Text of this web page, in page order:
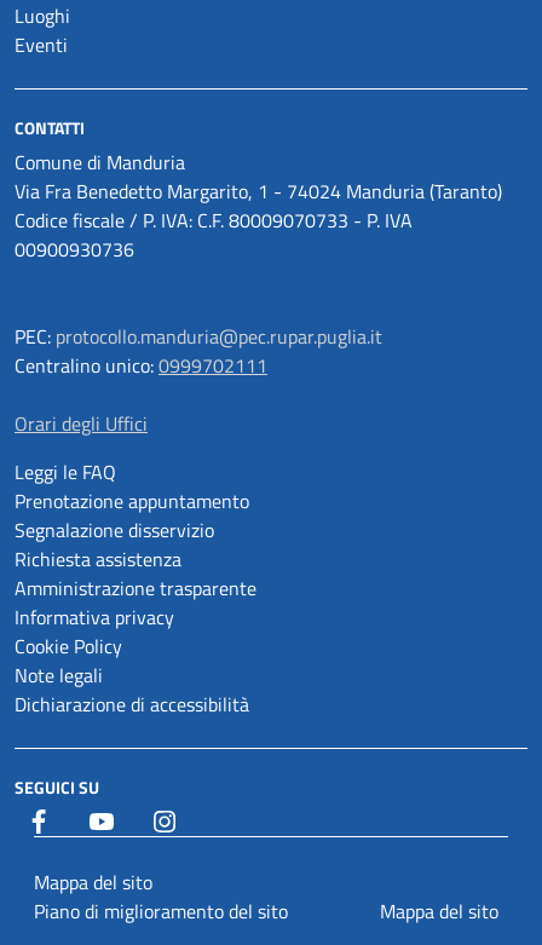
Luoghi
Eventi
CONTATTI
Comune di Manduria
Via Fra Benedetto Margarito, 1 - 74024 Manduria (Taranto)
Codice fiscale / P. IVA: C.F. 80009070733 - P. IVA
00900930736
PEC: protocollo.manduria@pec.rupar.puglia.it
Centralino unico:0999702111
Orari degli Uffici
Leggi le FAQ
Prenotazione appuntamento
Segnalazione disservizio
Richiesta assistenza
Amministrazione trasparente
Informativa privacy
Cookie Policy
Note legali
Dichiarazione di accessibilità
SEGUICI SU
Facebook YouTube
Mappa del sito
Piano di miglioramento del sito
Mappa del sito